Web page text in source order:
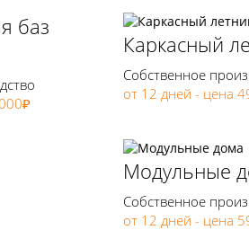
баз
Каркасный
Собственное
от 12 дней - цена
Модульные
Собственное
от 12 дней - цена